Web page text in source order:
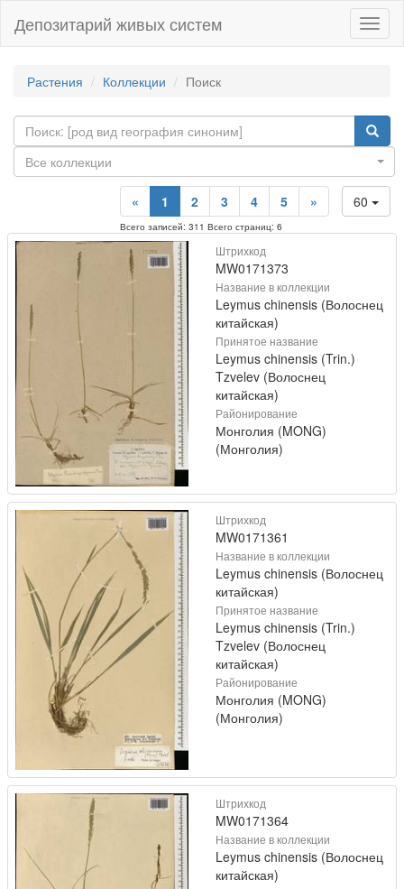
Депозитарий живых систем
Растения Коллекции Поиск
Все коллекции
60
« 1 2 3 4 5 »
Всего записей: 311 Всего страниц: 6
Штрихкод
MW0171373
Название в коллекции
Leymus chinensis (Волоснец
китайская)
Принятое название
Leymus chinensis (Trin.)
Tzvelev (Волоснец
китайская)
Районирование
Монголия (MONG)
(Монголия)
Штрихкод
MW0171361
Название в коллекции
Leymus chinensis (Волоснец
китайская)
Принятое название
Leymus chinensis (Trin.)
Tzvelev (Волоснец
китайская)
Районирование
Монголия (MONG)
(Монголия)
Штрихкод
MW0171364
Название в коллекции
Leymus chinensis (Волоснец
китайская)